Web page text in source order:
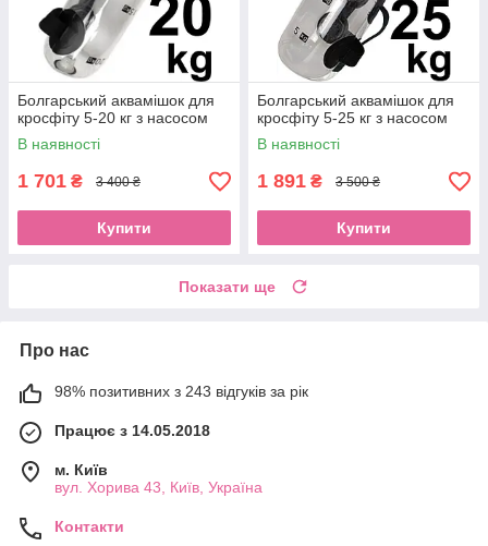
Болгарський аквамішок для
кросфіту 5-20 кг з насосом
В наявності
1 701 ₴ 3 400 ₴
Купити
Болгарський аквамішок для
кросфіту 5-25 кг з насосом
В наявності
1 891 ₴ 3 500 ₴
Купити
Показати ще
Про нас
98% позитивних з 243 відгуків за рік
Працює з 14.05.2018
м. Київ
вул. Хорива 43, Київ, Україна
Контакти